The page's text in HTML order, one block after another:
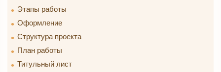
Этапы работы
Оформление
Структура проекта
План работы
Титульный лист